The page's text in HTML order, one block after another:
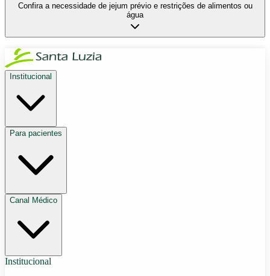
Confira a necessidade de jejum prévio e restrições de alimentos ou
água
Institucional
Para pacientes
Canal Médico
Institucional